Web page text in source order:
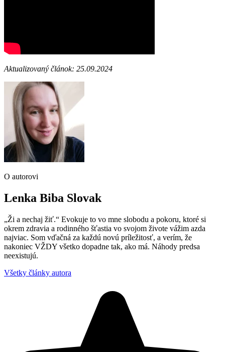
Aktualizovaný článok: 25.09.2024
O autorovi
Lenka Biba Slovak
„Ži a nechaj žiť.“ Evokuje to vo mne slobodu a pokoru, ktoré si
okrem zdravia a rodinného šťastia vo svojom živote vážim azda
najviac. Som vďačná za každú novú príležitosť, a verím, že
nakoniec VŽDY všetko dopadne tak, ako má. Náhody predsa
neexistujú.
Všetky články autora